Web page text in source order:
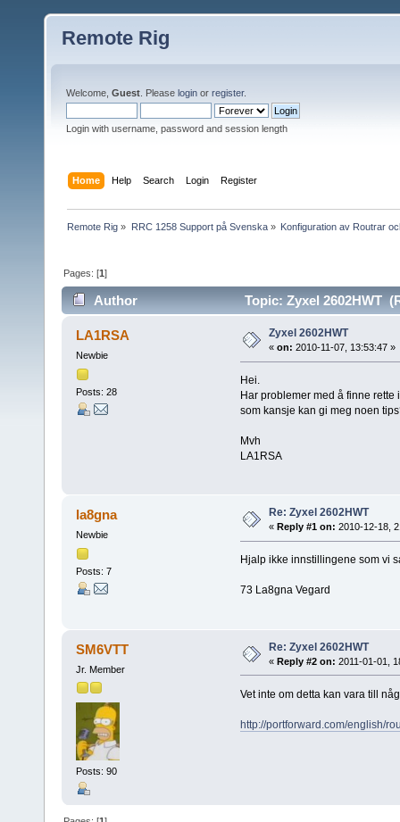
Remote Rig
Welcome, Guest . Please login or register.
Login with username, password and session length
Home Help Search Login Register
Remote Rig » RRC 1258 Support på Svenska» Konfiguration av Routrar
Pages: [1]
Author Topic: Zyxel 2602HWT
LA1RSA
Newbie
Posts: 28
Zyxel 2602HWT
« on: 2010-11-07, 13:53:47 »
Hei.
Har problemer med å finne
som kansje kan gi meg noen
Mvh
LA1RSA
la8gna
Newbie
Posts: 7
Re: Zyxel 2602HWT
« Reply #1 on: 2010-12-18,
Hjalp ikke innstillingene som vi
73 La8gna Vegard
SM6VTT
Jr. Member
Posts: 90
Re: Zyxel 2602HWT
« Reply #2 on: 2011-01-01,
Vet inte om detta kan vara till
http://portforward.com/english/